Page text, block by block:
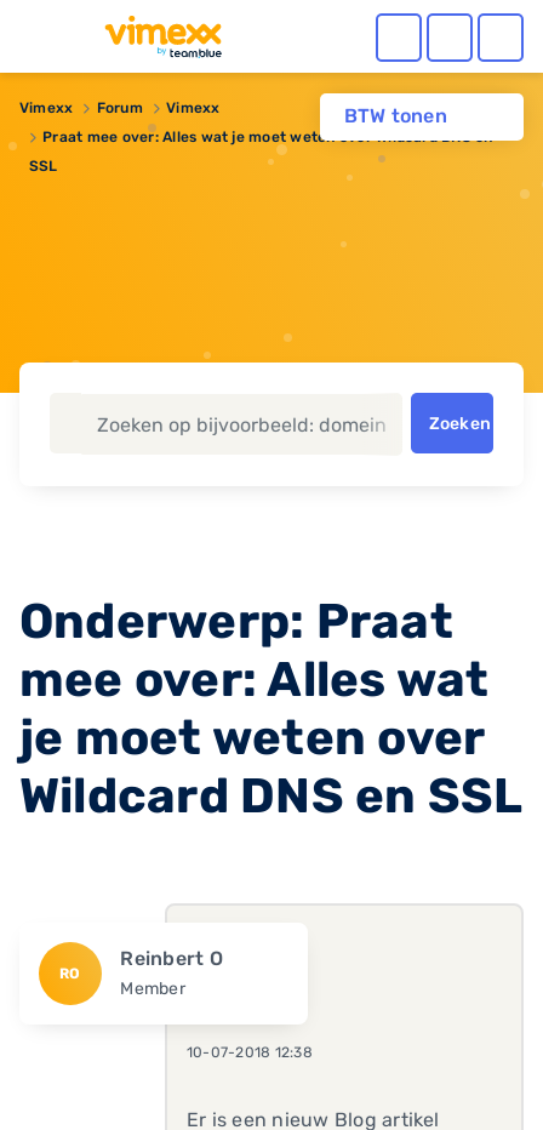
BTW tonen
Vimexx Forum
Vimexx
Praat mee over: Alles wat je moet weten over Wildcard DNS en
SSL
Zoeken
Onderwerp: Praat
mee over: Alles wat
je moet weten over
Wildcard DNS en SSL
RO
Reinbert O
Member
10-07-2018 12:38
Er is een nieuw Blog artikel